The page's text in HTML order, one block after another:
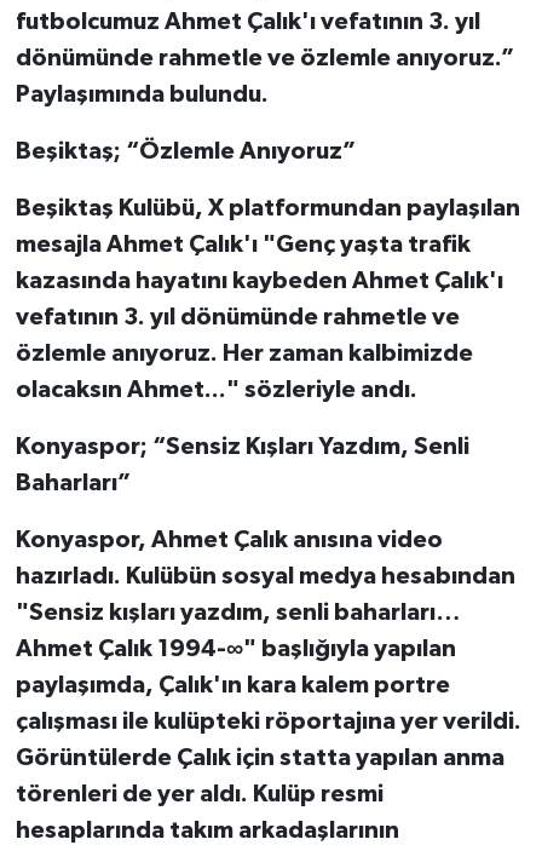
futbolcumuz Ahmet Çalık'ı vefatının 3. yıl
dönümünde rahmetle ve özlemle anıyoruz.”
Paylaşımında bulundu.
Beşiktaş; “Özlemle Anıyoruz”
Beşiktaş Kulübü, X platformundan paylaşılan
mesajla Ahmet Çalık'ı "Genç yaşta trafik
kazasında hayatını kaybeden Ahmet Çalık'ı
vefatının 3. yıl dönümünde rahmetle ve
özlemle anıyoruz. Her zaman kalbimizde
olacaksın Ahmet..." sözleriyle andı.
Konyaspor; “Sensiz Kışları Yazdım, Senli
Baharları”
Konyaspor, Ahmet Çalık anısına video
hazırladı. Kulübün sosyal medya hesabından
"Sensiz kışları yazdım, senli baharları…
Ahmet Çalık 1994-∞" başlığıyla yapılan
paylaşımda, Çalık'ın kara kalem portre
çalışması ile kulüpteki röportajına yer verildi.
Görüntülerde Çalık için statta yapılan anma
törenleri de yer aldı. Kulüp resmi
hesaplarında takım arkadaşlarının